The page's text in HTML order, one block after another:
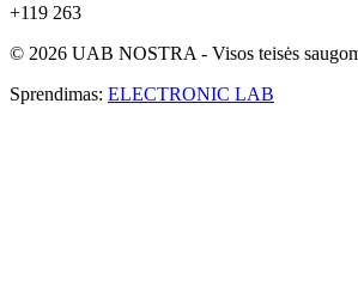
+119 263
© 2026 UAB NOSTRA - Visos teisės
Sprendimas: ELECTRONIC LAB